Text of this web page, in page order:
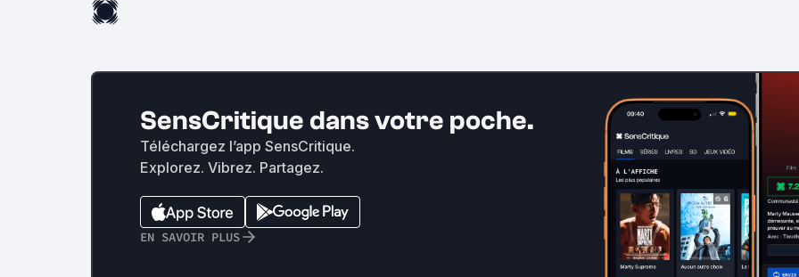
SensCritique dans votre poche.
Téléchargez l’app SensCritique.
Explorez. Vibrez. Partagez.
EN SAVOIR PLUS